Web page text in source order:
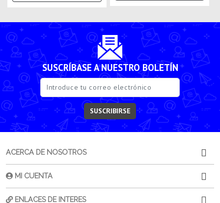
SUSCRÍBASE A NUESTRO BOLETÍN
SUSCRIBIRSE
ACERCA DE NOSOTROS
MI CUENTA
ENLACES DE INTERES